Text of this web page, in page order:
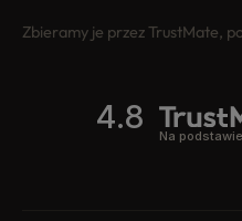
Zbieramy je przez TrustMate,